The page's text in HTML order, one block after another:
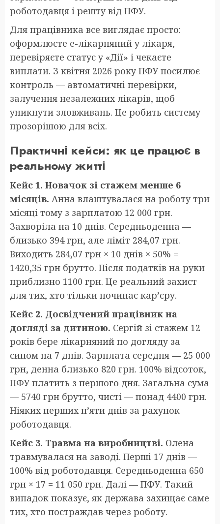
роботодавця і решту від ПФУ.
Для працівника все виглядає просто:
оформлюєте е-лікарняний у лікаря,
перевіряєте статус у «Дії» і чекаєте
виплати. З квітня 2026 року ПФУ посилює
контроль — автоматичні перевірки,
залучення незалежних лікарів, щоб
уникнути зловживань. Це робить систему
прозорішою для всіх.
Практичні кейси: як це працює в
реальному житті
Кейс 1. Новачок зі стажем менше 6
місяців. Анна влаштувалася на роботу три
місяці тому з зарплатою 12 000 грн.
Захворіла на 10 днів. Середньоденна —
близько 394 грн, але ліміт 284,07 грн.
Виходить 284,07 грн × 10 днів × 50% =
1420,35 грн брутто. Після податків на руки
приблизно 1100 грн. Це реальний захист
для тих, хто тільки починає кар’єру.
Кейс 2. Досвідчений працівник на
догляді за дитиною. Сергій зі стажем 12
років бере лікарняний по догляду за
сином на 7 днів. Зарплата середня — 25 000
грн, денна близько 820 грн. 100% відсоток,
ПФУ платить з першого дня. Загальна сума
— 5740 грн брутто, чисті — понад 4400 грн.
Ніяких перших п’яти днів за рахунок
роботодавця.
Кейс 3. Травма на виробництві. Олена
травмувалася на заводі. Перші 17 днів —
100% від роботодавця. Середньоденна 650
грн × 17 = 11 050 грн. Далі — ПФУ. Такий
випадок показує, як держава захищає саме
тих, хто постраждав через роботу.